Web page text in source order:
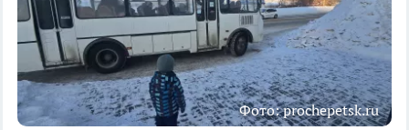
Фото: prochepetsk.ru